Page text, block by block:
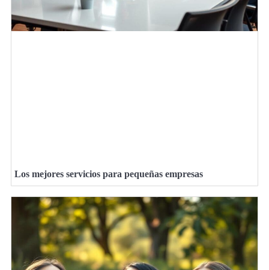
Los mejores servicios para pequeñas empresas